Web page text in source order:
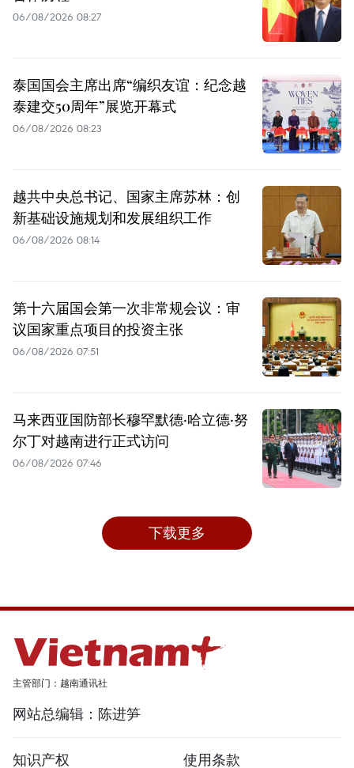
06/08/2026 08:27
泰国国会主席出席“编织友谊：纪念越
泰建交50周年”展览开幕式
06/08/2026 08:23
越共中央总书记、国家主席苏林：创
新基础设施规划和发展组织工作
06/08/2026 08:14
第十六届国会第一次非常规会议：审
议国家重点项目的投资主张
06/08/2026 07:51
马来西亚国防部长穆罕默德·哈立德·努
尔丁对越南进行正式访问
06/08/2026 07:46
下载更多
主管部门：越南通讯社
网站总编辑：陈进笋
知识产权 使用条款